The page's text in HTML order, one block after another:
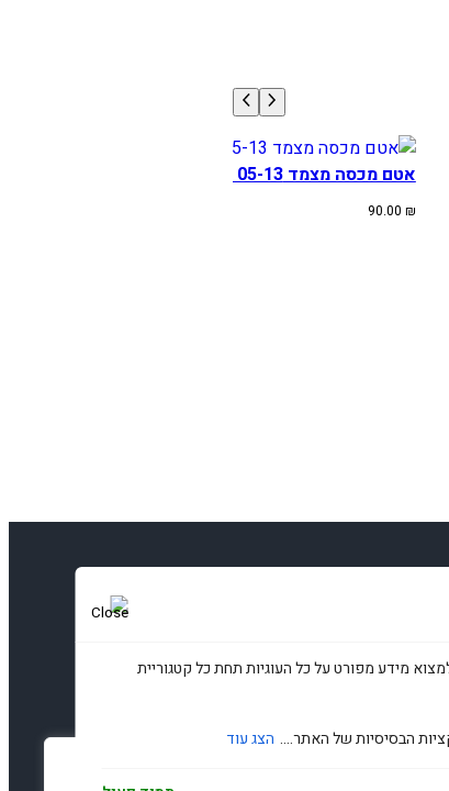
מידע מפורט על כל העוגיות תחת כל קטגוריית
הבסיסיות של האתר.... הצג עוד
אטם מכסה מצמד KTM/HUSA SX-F/TE 05-13
90.00 ₪